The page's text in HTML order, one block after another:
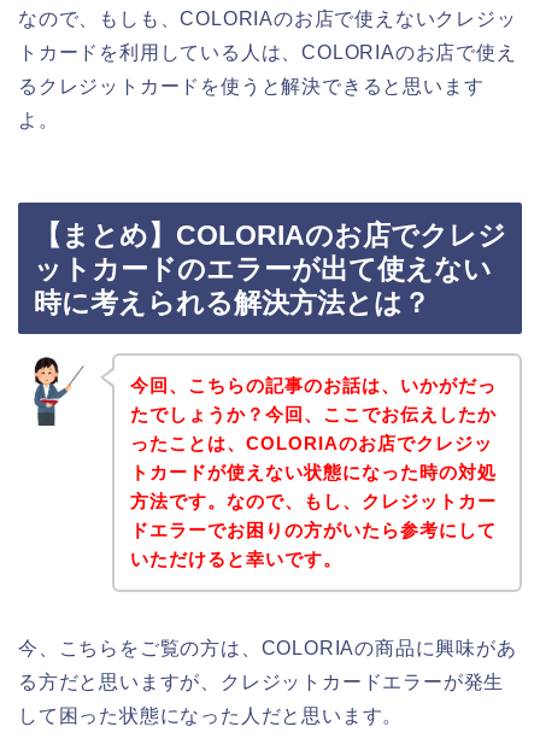
なので、もしも、COLORIAのお店で使えないクレジッ
トカードを利用している人は、COLORIAのお店で使え
るクレジットカードを使うと解決できると思います
よ。
【まとめ】COLORIAのお店でクレジ
ットカードのエラーが出て使えない
時に考えられる解決方法とは？
今回、こちらの記事のお話は、いかがだっ
たでしょうか？今回、ここでお伝えしたか
ったことは、COLORIAのお店でクレジッ
トカードが使えない状態になった時の対処
方法です。なので、もし、クレジットカー
ドエラーでお困りの方がいたら参考にして
いただけると幸いです。
今、こちらをご覧の方は、COLORIAの商品に興味があ
る方だと思いますが、クレジットカードエラーが発生
して困った状態になった人だと思います。